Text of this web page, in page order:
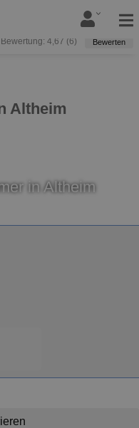
Altheim
Bewertung: 4,67 (6) Bewerten
in Altheim